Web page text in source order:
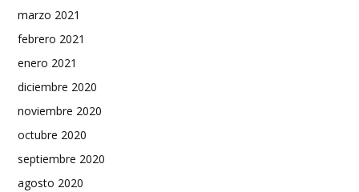
marzo 2021
febrero 2021
enero 2021
diciembre 2020
noviembre 2020
octubre 2020
septiembre 2020
agosto 2020